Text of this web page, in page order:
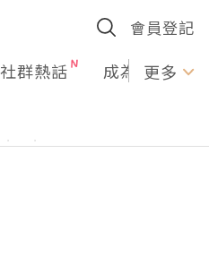
會員登記
社群熱話 成為U更多